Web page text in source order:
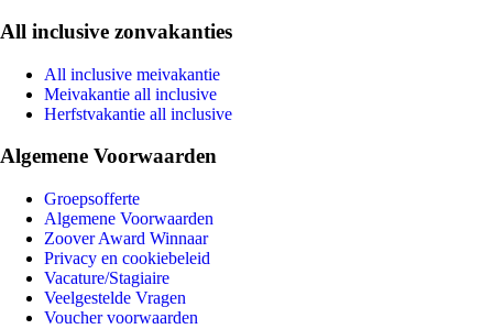
All inclusive zonvakanties
All inclusive meivakantie
Meivakantie all inclusive
Herfstvakantie all inclusive
Algemene Voorwaarden
Groepsofferte
Algemene Voorwaarden
Zoover Award Winnaar
Privacy en cookiebeleid
Vacature/Stagiaire
Veelgestelde Vragen
Voucher voorwaarden